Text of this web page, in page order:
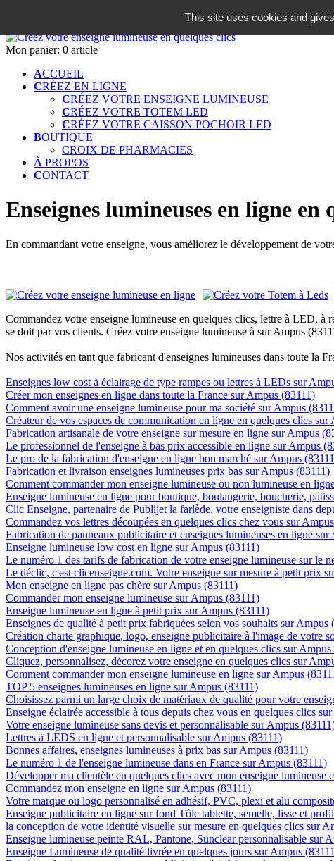
Mon panier: 0 article
ACCUEIL
CRÉEZ EN LIGNE
CRÉEZ VOTRE ENSEIGNE LUMINEUSE
CRÉEZ VOTRE TOTEM LED
CRÉEZ VOTRE CAISSON POCHOIR LED
BOUTIQUE
CROIX DE PHARMACIES
À PROPOS
CONTACT
Enseignes lumineuses en ligne en
En commandant votre enseigne, vous améliorez le développement de
Commandez votre enseigne lumineuse en quelques clics, lettre à LED, à
se doit par vos clients. Créez votre enseigne lumineuse à sur Ampus
Nos activités en tant que fabricant d'enseignes lumineuses dans toute la
Enseignes low cost à éclairage de type rampes ou lettres à LEDs sur
Créer mon enseignes en ligne dans toute la France sur Ampus (83111)
Comment avoir une enseigne lumineuse pour ma société sur Ampus
Créateur de vos espaces de communication en ligne en quelques clics sur
Fabrication artisanale de votre enseigne sur mesure en ligne sur Ampus
Le professionnel de l'enseigne à bas prix accessible en ligne sur Ampus
Le pro de la fabrication d'enseigne en ligne bon marché sur Ampus
Fabrication et livraison enseignes lumineuses prix bas sur Ampus (83111)
Comment commander mon enseigne lumineuse ou non lumineuse en
Enseigne lumineuse en ligne pour boutique, boulangerie, boucherie,
Clic Enseigne, partenaire de Publijet la farlède, votre enseigniste dans
Commandez vos lettres découpées en quelques clics chez vous sur
Fabrication de panneaux publicitaire et enseignes lumineuses en ligne sur
Enseigne lumineuse low cost en ligne sur Ampus (83111)
Le numéro 1 des tarifs de fabrication de votre enseigne lumineuse sur le
Le déclic, c'est clicenseigne.com. Votre enseigne sur mesure à petit prix
Mon enseigne en ligne pas chère sur Ampus (83111)
Commander mon enseigne lumineuse sur Ampus (83111)
Enseigne lumineuse en ligne à petit prix sur Ampus (83111)
Enseignes de qualité à petit prix fabriquées selon vos souhaits sur Ampus
Création charte graphique, logo, enseigne publicitaire à l'image de votre
Conception d'enseigne lumineuse en ligne et en quelques clics sur Ampus
Cliquez, personnalisez, décorez votre enseigne en quelques clics sur
Comment commander mon enseigne lumineuse en ligne sur Ampus
TOP 5 enseignes lumineuses en ligne sur Ampus (83111)
Choisissez parmi un large choix de matériaux de qualité pour votre
Enseigne éclairée accessible à tous depuis chez vous en quelques clics
Votre enseigne lumineuse sans devis et personnalisable sur Ampus
Lettres à LEDS en ligne et personnalisable sur Ampus (83111)
Bonnes affaires, enseignes lumineuses à prix bas sur Ampus (83111)
Le numéro 1 de l'enseigne lumineuse dans en France sur Ampus (83111)
Développer ma clientèle en quelques clics avec mon enseigne lumineuse
Commandez mon enseigne en ligne sur Ampus (83111)
Votre marque ou logo personnalisé en adhésif, PVC, plexi et alu
Enseigne publicitaire en ligne sur fond Tôle tablette, semelle, lisse et
la conception de votre identité visuelle sur mesure en quelques clics sur
Enseigne lumineuse peinte RAL, Pantone, Sunclear personnalisable sur
Enseigne Lumineuse de qualité livrée en quelques jours sur Ampus
This site uses cookies and